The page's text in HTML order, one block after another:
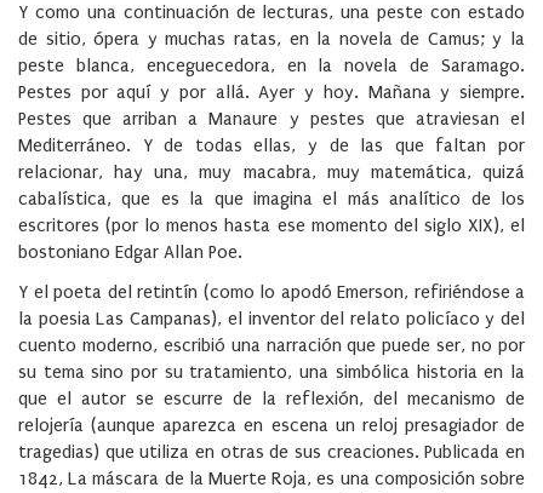
Y como una continuación de lecturas, una peste con estado
de sitio, ópera y muchas ratas, en la novela de Camus; y la
peste blanca, enceguecedora, en la novela de Saramago.
Pestes por aquí y por allá. Ayer y hoy. Mañana y siempre.
Pestes que arriban a Manaure y pestes que atraviesan el
Mediterráneo. Y de todas ellas, y de las que faltan por
relacionar, hay una, muy macabra, muy matemática, quizá
cabalística, que es la que imagina el más analítico de los
escritores (por lo menos hasta ese momento del siglo XIX), el
bostoniano Edgar Allan Poe.
Y el poeta del retintín (como lo apodó Emerson, refiriéndose a
la poesia Las Campanas), el inventor del relato policíaco y del
cuento moderno, escribió una narración que puede ser, no por
su tema sino por su tratamiento, una simbólica historia en la
que el autor se escurre de la reflexión, del mecanismo de
relojería (aunque aparezca en escena un reloj presagiador de
tragedias) que utiliza en otras de sus creaciones. Publicada en
1842, La máscara de la Muerte Roja, es una composición sobre